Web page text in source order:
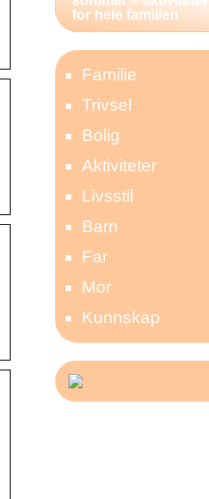
for hele familien
Familie
Trivsel
Bolig
Aktiviteter
Livsstil
Barn
Far
Mor
Kunnskap